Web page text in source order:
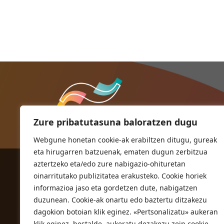
Zure pribatutasuna baloratzen dugu
Webgune honetan cookie-ak erabiltzen ditugu, gureak
eta hirugarren batzuenak, ematen dugun zerbitzua
aztertzeko eta/edo zure nabigazio-ohituretan
oinarritutako publizitatea erakusteko. Cookie horiek
informazioa jaso eta gordetzen dute, nabigatzen
duzunean. Cookie-ak onartu edo baztertu ditzakezu
dagokion botoian klik eginez. «Pertsonalizatu» aukeran
ORIOKO UDALA
Herriko plaza,1
20810 Orio (Gipuzkoa)
T. 943 83 03 46